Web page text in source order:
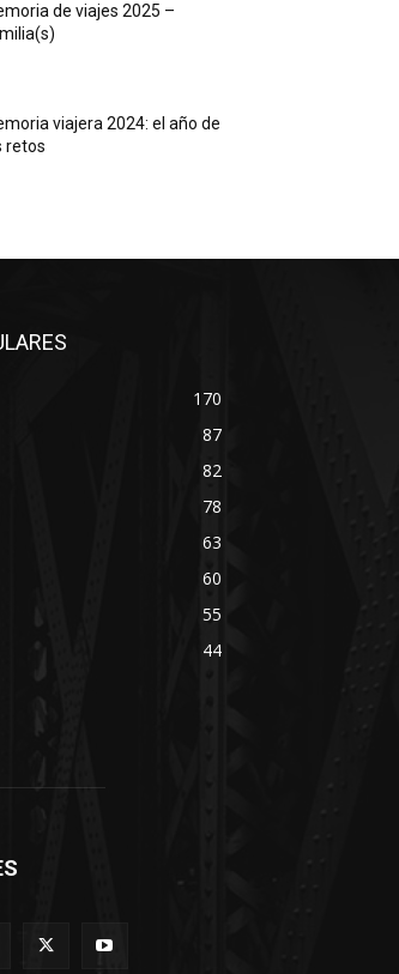
de viajes 2025 –
viajera 2024: el año de
retos
170
87
82
78
63
60
55
44